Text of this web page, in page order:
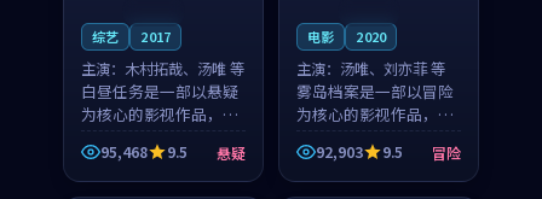
综艺 2017
主演： 木村拓哉、汤唯 等
白昼任务是一部以悬疑
为核心的影视作品，围
绕危机、反转与人物成
长展开，整体节奏紧
凑，值得推荐观看。
95,468 9.5 悬疑
电影 2020
主演： 汤唯、刘亦菲 等
雾岛档案是一部以冒险
为核心的影视作品，围
绕危机、反转与人物成
长展开，整体节奏紧
凑，值得推荐观看。
92,903 9.5 冒险